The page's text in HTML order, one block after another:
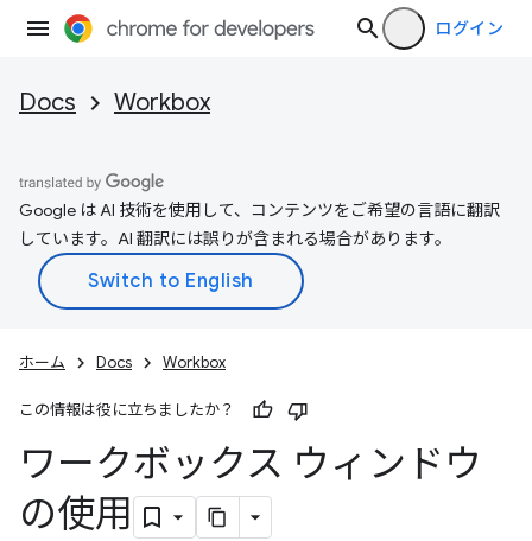
ログイン
Docs Workbox
Google は AI 技術を使用して、コンテンツをご希望の言語に翻訳
しています。AI 翻訳には誤りが含まれる場合があります。
ホーム Docs Workbox
この情報は役に立ちましたか？
ワークボックス ウィンドウ
の使用